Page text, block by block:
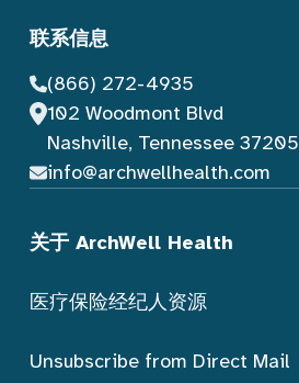
联系信息
(866) 272-4935
102 Woodmont Blvd
Nashville, Tennessee 37205
info@archwellhealth.com
关于 ArchWell Health
医疗保险经纪人资源
Unsubscribe from Direct Mail